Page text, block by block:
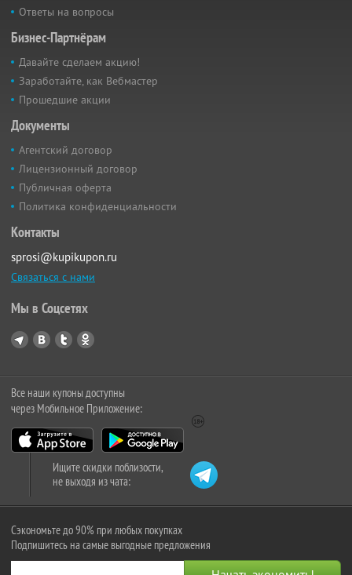
Ответы на вопросы
Бизнес-Партнёрам
Давайте сделаем акцию!
Заработайте, как Вебмастер
Прошедшие акции
Документы
Агентский договор
Лицензионный договор
Публичная оферта
Политика конфиденциальности
Контакты
sprosi@kupikupon.ru
Связаться с нами
Мы в Соцсетях
Все наши купоны доступны
через Мобильное Приложение:
Ищите скидки поблизости,
не выходя из чата:
Сэкономьте до 90% при любых покупках
Подпишитесь на самые выгодные предложения